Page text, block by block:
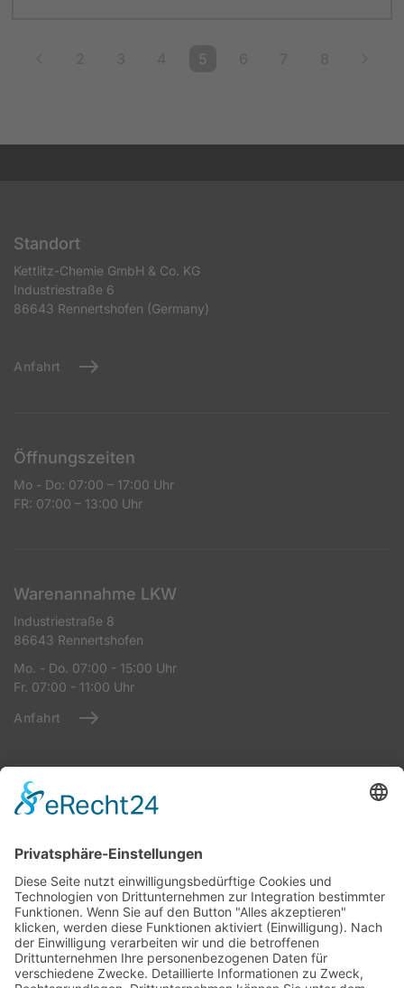
5
Standort
Kettlitz-Chemie GmbH & Co. KG
Industriestraße 6
86643 Rennertshofen (Germany)
Anfahrt
Öffnungszeiten
Mo - Do: 07:00 – 17:00 Uhr
FR: 07:00 – 13:00 Uhr
Warenannahme LKW
Industriestraße 8
86643 Rennertshofen
Mo. - Do. 07:00 - 15:00 Uhr
Fr. 07:00 - 11:00 Uhr
Anfahrt
Warenannahme StrTKW
86643 Rennertshofen
Mo - Do: 07:00 – 14:00 Uhr
Fr: 07:00 – 11:00 Uhr
Anfahrt